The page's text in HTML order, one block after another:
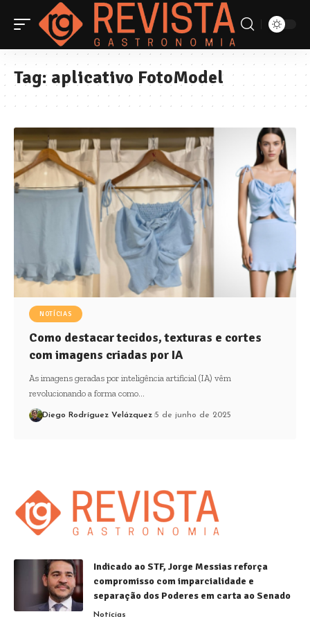
Tag: aplicativo FotoModel
NOTÍCIAS
Como destacar tecidos, texturas e cortes
com imagens criadas por IA
As imagens geradas por inteligência artificial (IA) vêm
revolucionando a forma como…
Diego Rodríguez Velázquez 5 de junho de 2025
Indicado ao STF, Jorge Messias reforça
compromisso com imparcialidade e
separação dos Poderes em carta ao Senado
Notícias